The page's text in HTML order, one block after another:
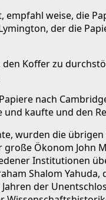
empfahl weise, die
der die
Koffer zu
nach
kaufte und den
wurden die
Ökonom John
Institutionen
Shalom
der